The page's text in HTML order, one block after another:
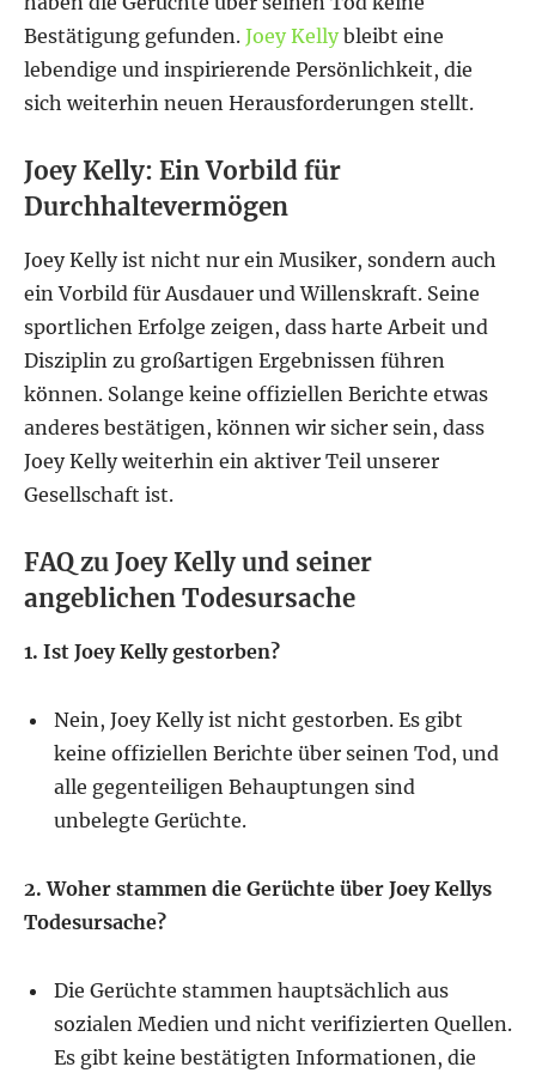
Bestätigung gefunden. Joey Kellybleibt eine
lebendige und inspirierende Persönlichkeit, die
sich weiterhin neuen Herausforderungen stellt.
Joey Kelly: Ein Vorbild für
Durchhaltevermögen
Joey Kelly ist nicht nur ein Musiker, sondern auch
ein Vorbild für Ausdauer und Willenskraft. Seine
sportlichen Erfolge zeigen, dass harte Arbeit und
Disziplin zu großartigen Ergebnissen führen
können. Solange keine offiziellen Berichte etwas
anderes bestätigen, können wir sicher sein, dass
Joey Kelly weiterhin ein aktiver Teil unserer
Gesellschaft ist.
FAQ zu Joey Kelly und seiner
angeblichen Todesursache
1. Ist Joey Kelly gestorben?
Nein, Joey Kelly ist nicht gestorben. Es gibt
keine offiziellen Berichte über seinen Tod, und
alle gegenteiligen Behauptungen sind
unbelegte Gerüchte.
2. Woher stammen die Gerüchte über Joey Kellys
Todesursache?
Die Gerüchte stammen hauptsächlich aus
sozialen Medien und nicht verifizierten Quellen.
Es gibt keine bestätigten Informationen, die